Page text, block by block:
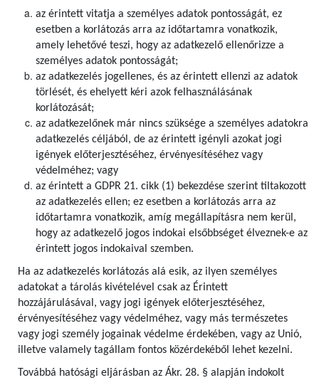
az érintett vitatja a személyes adatok pontosságát, ez
esetben a korlátozás arra az időtartamra vonatkozik,
amely lehetővé teszi, hogy az adatkezelő ellenőrizze a
személyes adatok pontosságát;
az adatkezelés jogellenes, és az érintett ellenzi az adatok
törlését, és ehelyett kéri azok felhasználásának
korlátozását;
az adatkezelőnek már nincs szüksége a személyes adatokra
adatkezelés céljából, de az érintett igényli azokat jogi
igények előterjesztéséhez, érvényesítéséhez vagy
védelméhez; vagy
az érintett a GDPR 21. cikk (1) bekezdése szerint tiltakozott
az adatkezelés ellen; ez esetben a korlátozás arra az
időtartamra vonatkozik, amíg megállapításra nem kerül,
hogy az adatkezelő jogos indokai elsőbbséget élveznek-e az
érintett jogos indokaival szemben.
Ha az adatkezelés korlátozás alá esik, az ilyen személyes
adatokat a tárolás kivételével csak az Érintett
hozzájárulásával, vagy jogi igények előterjesztéséhez,
érvényesítéséhez vagy védelméhez, vagy más természetes
vagy jogi személy jogainak védelme érdekében, vagy az Unió,
illetve valamely tagállam fontos közérdekéből lehet kezelni.
Továbbá hatósági eljárásban az Ákr. 28. § alapján indokolt